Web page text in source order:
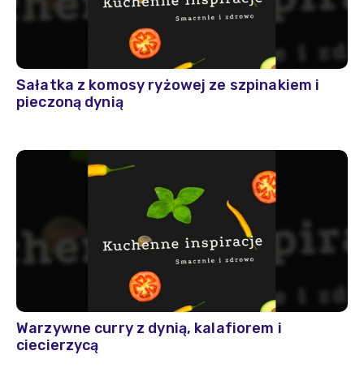
Sałatka z komosy ryżowej ze szpinakiem i
pieczoną dynią
Warzywne curry z dynią, kalafiorem i
ciecierzycą